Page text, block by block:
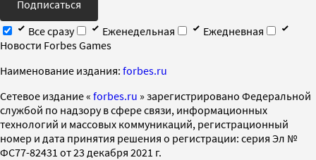
Подписаться
Все сразу
Еженедельная
Ежедневная
Новости Forbes Games
Наименование издания: forbes.ru
Cетевое издание « forbes.ru » зарегистрировано Федеральной
службой по надзору в сфере связи, информационных
технологий и массовых коммуникаций, регистрационный
номер и дата принятия решения о регистрации: серия Эл №
ФС77-82431 от 23 декабря 2021 г.